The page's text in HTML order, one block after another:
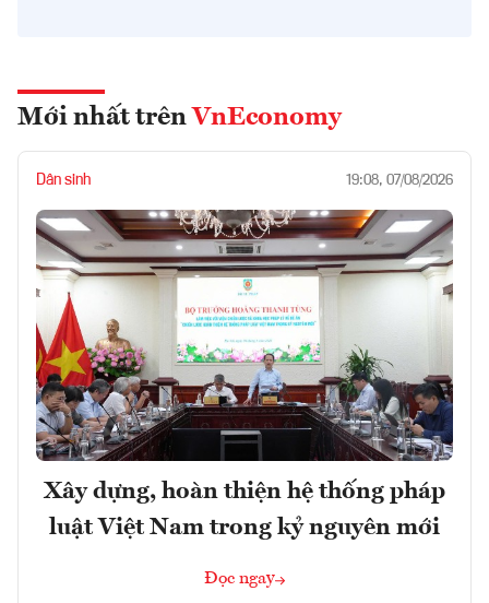
Mới nhất trên VnEconomy
Dân sinh 19:08, 07/08/2026
Xây dựng, hoàn thiện hệ thống pháp
luật Việt Nam trong kỷ nguyên mới
Đọc ngay